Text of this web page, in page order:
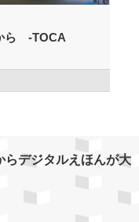
ら -TOCA
らデジタルえほんが大